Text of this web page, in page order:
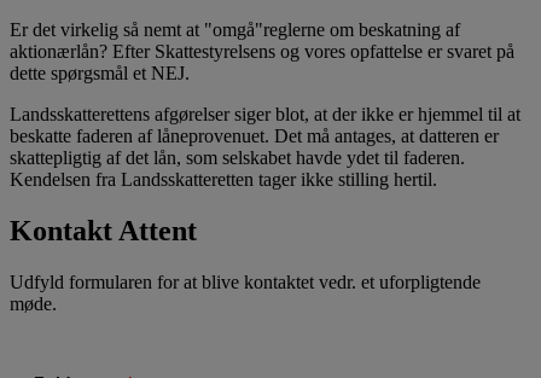
Er det virkelig så nemt at "omgå"reglerne om beskatning af
aktionærlån? Efter Skattestyrelsens og vores opfattelse er svaret på
dette spørgsmål et NEJ.
Landsskatterettens afgørelser siger blot, at der ikke er hjemmel til at
beskatte faderen af låneprovenuet. Det må antages, at datteren er
skattepligtig af det lån, som selskabet havde ydet til faderen.
Kendelsen fra Landsskatteretten tager ikke stilling hertil.
Kontakt Attent
Udfyld formularen for at blive kontaktet vedr. et uforpligtende
møde.